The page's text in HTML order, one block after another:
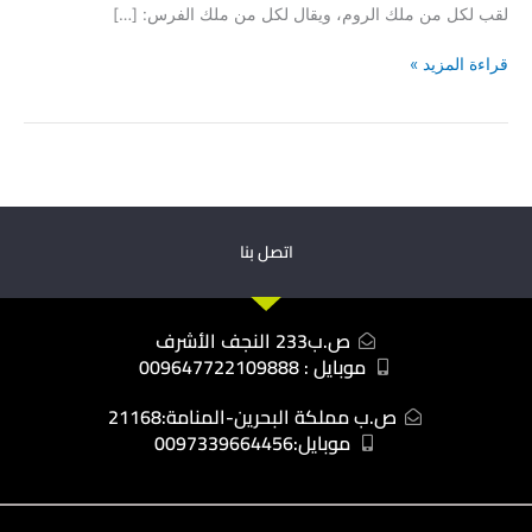
لقب لكل من ملك الروم، ويقال لكل من ملك الفرس: […]
قراءة المزيد »
اتصل بنا
ص.ب233 النجف الأشرف
موبايل : 009647722109888
ص.ب مملكة البحرين-المنامة:21168
موبايل:0097339664456